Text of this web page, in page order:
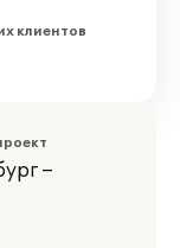
клиентов
–